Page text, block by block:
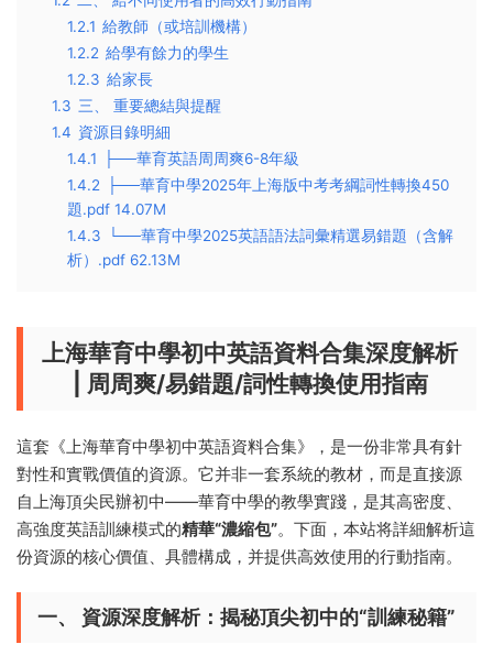
1.2.1 給教師（或培訓機構）
1.2.2 給學有餘力的學生
1.2.3 給家長
1.3 三、 重要總結與提醒
1.4 資源目錄明細
1.4.1
├──華育英語周周爽6-8年級
1.4.2
├──華育中學2025年上海版中考考綱詞性轉換450
題.pdf 14.07M
1.4.3
└──華育中學2025英語語法詞彙精選易錯題（含解
析）.pdf 62.13M
上海華育中學初中英語資料合集深度解析
| 周周爽/易錯題/詞性轉換使用指南
這套《上海華育中學初中英語資料合集》，是一份非常具有針
對性和實戰價值的資源。它并非一套系統的教材，而是直接源
自上海頂尖民辦初中——華育中學的教學實踐，是其高密度、
高強度英語訓練模式的精華“濃縮包”。下面，本站将詳細解析這
份資源的核心價值、具體構成，并提供高效使用的行動指南。
一、 資源深度解析：揭秘頂尖初中的“訓練秘籍”